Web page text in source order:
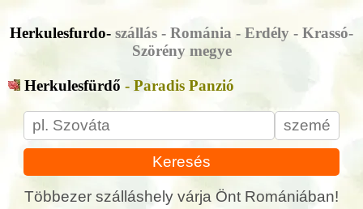
Herkulesfurdo- szállás - Románia - Erdély - Krassó-
Szörény megye
Herkulesfürdő - Paradis Panzió
Keresés
Többezer szálláshely várja Önt Romániában!